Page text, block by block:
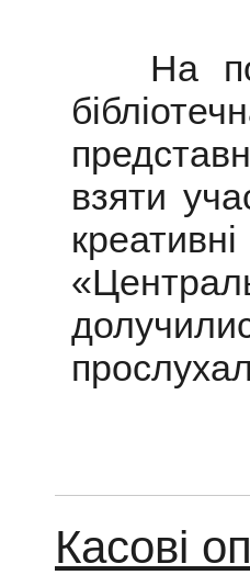
На
взяти
креативні
Касові